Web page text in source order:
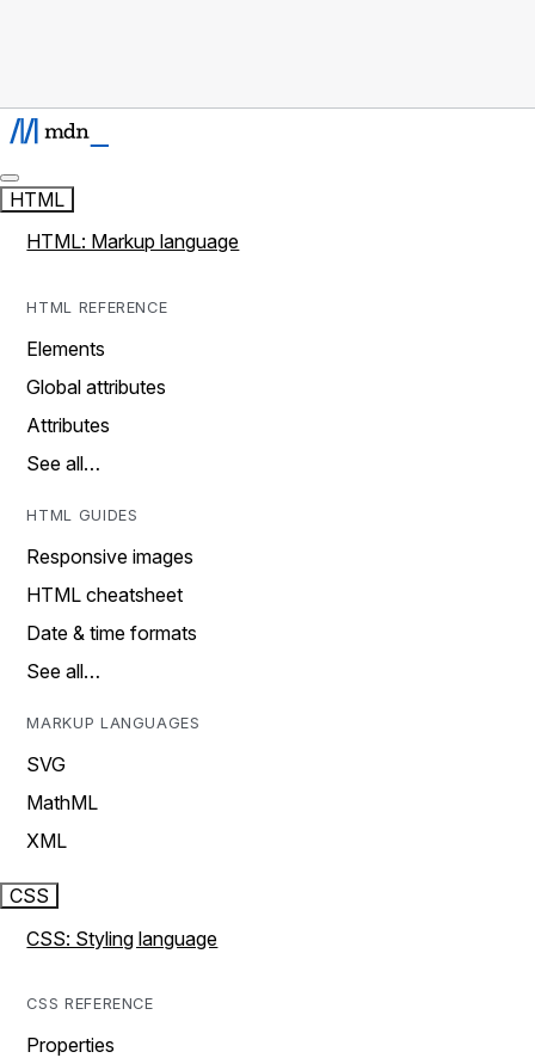
HTML
HTML: Markup language
HTML REFERENCE
Elements
Global attributes
Attributes
See all…
HTML GUIDES
Responsive images
HTML cheatsheet
Date & time formats
See all…
MARKUP LANGUAGES
SVG
MathML
XML
CSS
CSS: Styling language
CSS REFERENCE
Properties